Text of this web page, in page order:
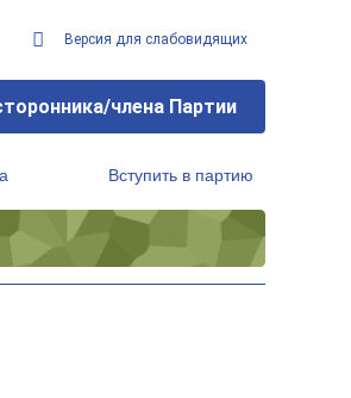
Версия для слабовидящих
члена Партии
Вступить в партию